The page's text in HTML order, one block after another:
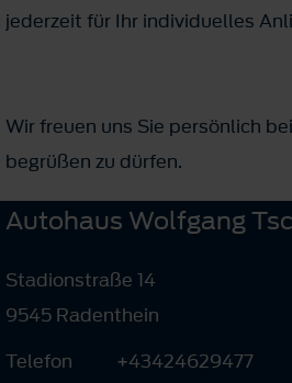
jederzeit für Ihr individuelles
Wir freuen uns Sie persönlich
begrüßen zu dürfen.
Autohaus Wolfgang
Stadionstraße 14
9545 Radenthein
Telefon
+43424629477